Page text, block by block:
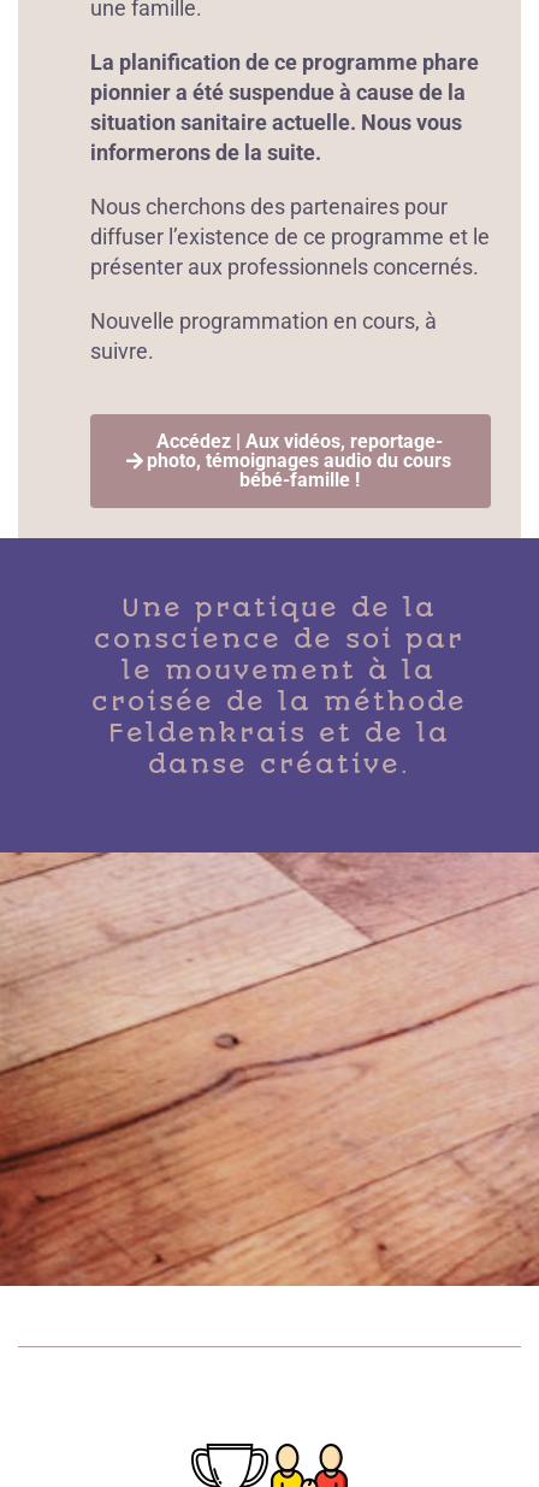
une famille.
La planification de ce programme phare
pionnier a été suspendue à cause de la
situation sanitaire actuelle. Nous vous
informerons de la suite.
Nous cherchons des partenaires pour
diffuser l’existence de ce programme et le
présenter aux professionnels concernés.
Nouvelle programmation en cours, à
suivre.
Accédez | Aux vidéos, reportage-
photo, témoignages audio du cours
bébé-famille !
Une pratique de la
conscience de soi par
le mouvement à la
croisée de la méthode
Feldenkrais et de la
danse créative.